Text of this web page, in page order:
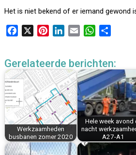
Het is niet bekend of er iemand gewond
e
b
o
k
t
e
r
e
s
t
k
e
d
I
n
i
l
W
t
s
A
p
p
e
n
Gerelateerde berichten:
Werkzaamheden
busbanen zomer 2020
Hele week avond
nacht
A27-A1